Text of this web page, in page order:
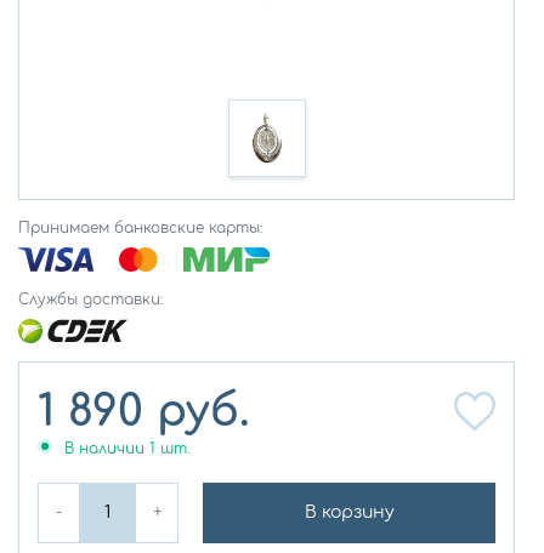
Принимаем банковские карты:
Службы доставки:
1 890 руб.
В наличии 1 шт.
- + В корзину